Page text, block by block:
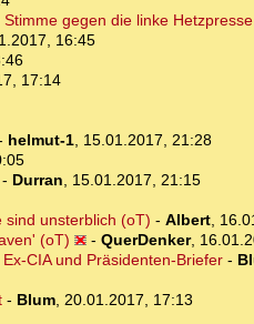
gegen die linke
16:45
17:14
helmut-1, 15.01.2017, 21:28
- Durran, 15.01.2017, 21:15
sind unsterblich (oT) - Albert,
(oT)
- QuerDenker,
CIA und Präsidenten-Briefer-
- Blum, 20.01.2017, 17:13